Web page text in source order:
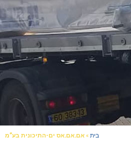
בית»אם.אם.אס ים-התיכונית בע”מ